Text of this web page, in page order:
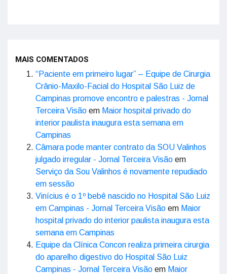
MAIS COMENTADOS
“Paciente em primeiro lugar” – Equipe de Cirurgia
Crânio-Maxilo-Facial do Hospital São Luiz de
Campinas promove encontro e palestras - Jornal
Terceira Visão em Maior hospital privado do
interior paulista inaugura esta semana em
Campinas
Câmara pode manter contrato da SOU Valinhos
julgado irregular - Jornal Terceira Visão em
Serviço da Sou Valinhos é novamente repudiado
em sessão
Vinícius é o 1º bebê nascido no Hospital São Luiz
em Campinas - Jornal Terceira Visão em Maior
hospital privado do interior paulista inaugura esta
semana em Campinas
Equipe da Clínica Concon realiza primeira cirurgia
do aparelho digestivo do Hospital São Luiz
Campinas - Jornal Terceira Visão em Maior